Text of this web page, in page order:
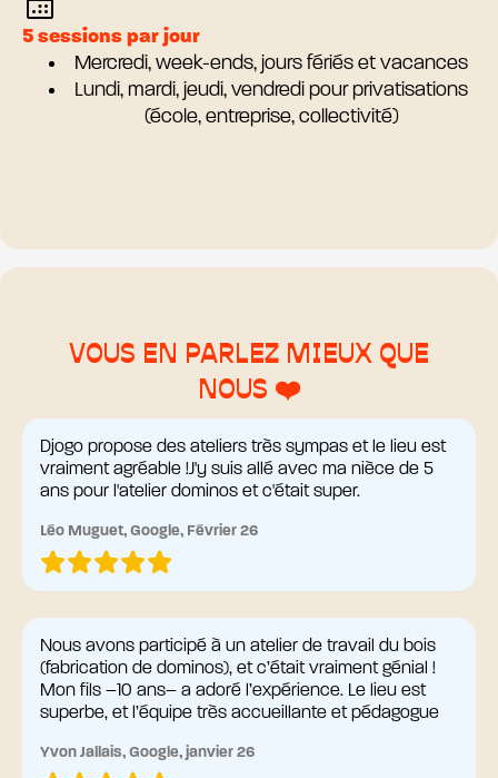
5 sessions par jour
Mercredi, week-ends, jours fériés et vacances
Lundi, mardi, jeudi, vendredi pour privatisations
(école, entreprise, collectivité)
VOUS EN PARLEZ MIEUX QUE
NOUS ❤️
Djogo propose des ateliers très sympas et le lieu est
vraiment agréable !J'y suis allé avec ma nièce de 5
ans pour l'atelier dominos et c'était super.
Léo Muguet, Google, Février 26
Nous avons participé à un atelier de travail du bois
(fabrication de dominos), et c’était vraiment génial !
Mon fils –10 ans– a adoré l’expérience. Le lieu est
superbe, et l’équipe très accueillante et pédagogue
Yvon Jallais, Google, janvier 26